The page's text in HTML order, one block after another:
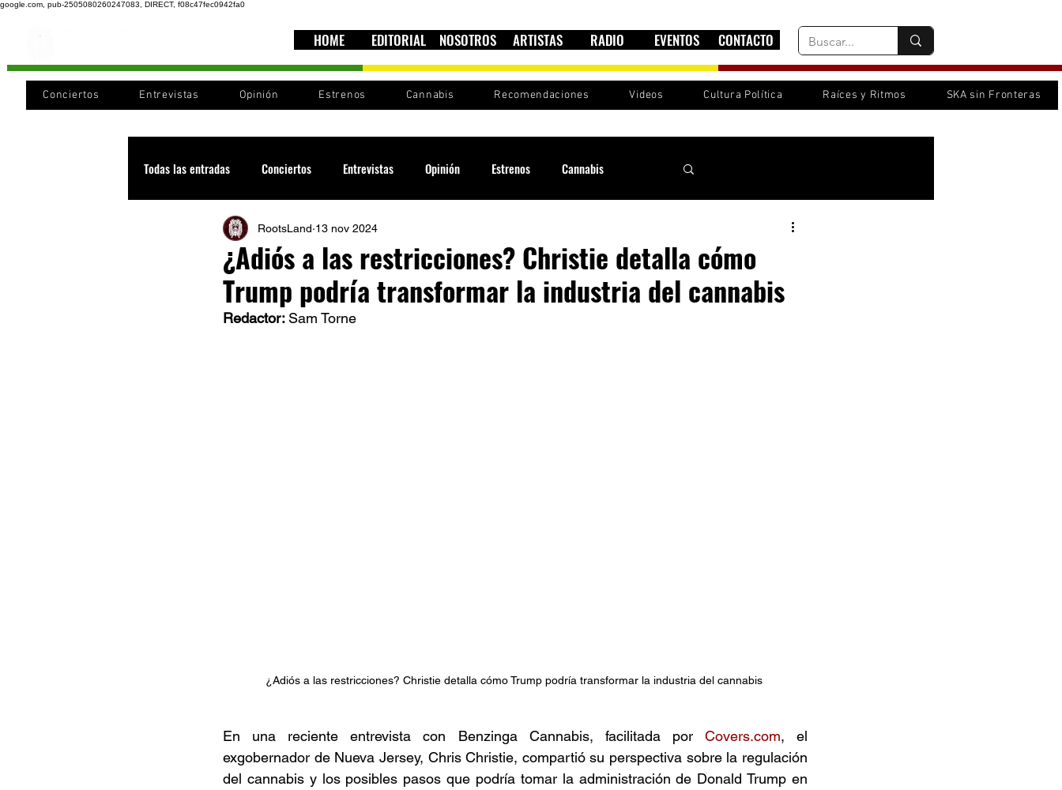
google.com, pub-2505080260247083, DIRECT, f08c47fec0942fa0
HOME EDITORIAL NOSOTROS ARTISTAS RADIO EVENTOS CONTACTO
Conciertos Entrevistas Opinión Estrenos Cannabis Recomendaciones Videos Cultura Política Raíces y Ritmos SKA sin Fronteras
Todas las entradas Conciertos Entrevistas Opinión Estrenos Cannabis
Recomendaciones Videos Cultura política
Cultura Cobertura Sound System Festivales Sesiones RootsLand
¿Adiós a las restricciones? Christie detalla cómo
Trump podría transformar la industria del cannabis
RootsLand 13 nov 2024
Redactor: Sam Torne
¿Adiós a las restricciones? Christie detalla cómo Trump podría transformar la industria del cannabis
En una reciente entrevista con Benzinga Cannabis, facilitada por Covers.com, el
exgobernador de Nueva Jersey, Chris Christie, compartió su perspectiva sobre la regulación
del cannabis y los posibles pasos que podría tomar la administración de Donald Trump en